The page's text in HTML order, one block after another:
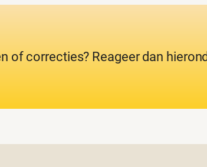
of correcties? Reageer dan